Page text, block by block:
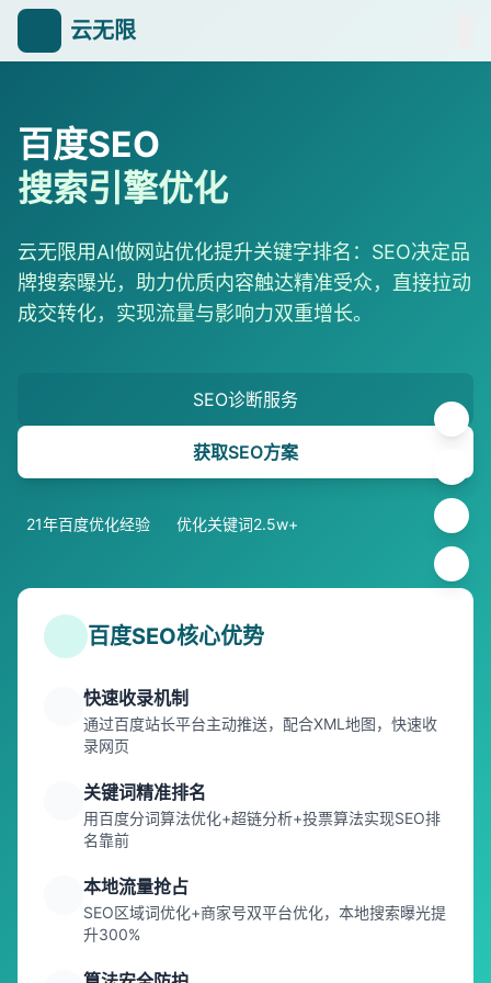
云无限
百度SEO
搜索引擎优化
云无限用AI做网站优化提升关键字排名：SEO决定品
牌搜索曝光，助力优质内容触达精准受众，直接拉动
成交转化，实现流量与影响力双重增长。
SEO诊断服务
获取SEO方案
21年百度优化经验 优化关键词2.5w+
百度SEO核心优势
快速收录机制
通过百度站长平台主动推送，配合XML地图，快速收
录网页
关键词精准排名
用百度分词算法优化+超链分析+投票算法实现SEO排
名靠前
本地流量抢占
SEO区域词优化+商家号双平台优化，本地搜索曝光提
升300%